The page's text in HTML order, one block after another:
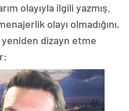
olayıyla ilgili yazmış.
olayı olmadığını,
yeniden dizayn etme